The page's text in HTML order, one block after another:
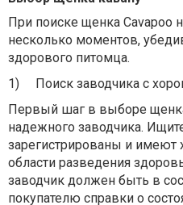
При поиске щенка Cavapoo
несколько моментов,
здорового питомца.
1)
Поиск заводчика с
Первый шаг в выборе
надежного заводчика.
зарегистрированы и
области разведения
заводчик должен быть в
покупателю справки о